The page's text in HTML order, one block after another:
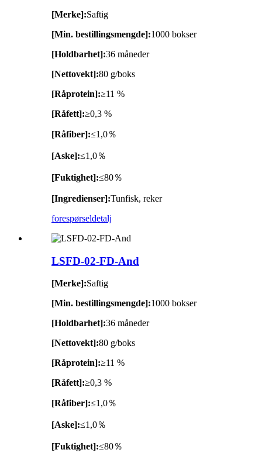
[Merke]:Saftig
[Min. bestillingsmengde]:1000 bokser
[Holdbarhet]:36 måneder
[Nettovekt]:80 g/boks
[Råprotein]:≥11 %
[Råfett]:≥0,3 %
[Råfiber]:≤1,0％
[Aske]:≤1,0％
[Fuktighet]:≤80％
[Ingredienser]:Tunfisk, reker
forespørseldetalj
LSFD-02-FD-And
[Merke]:Saftig
[Min. bestillingsmengde]:1000 bokser
[Holdbarhet]:36 måneder
[Nettovekt]:80 g/boks
[Råprotein]:≥11 %
[Råfett]:≥0,3 %
[Råfiber]:≤1,0％
[Aske]:≤1,0％
[Fuktighet]:≤80％